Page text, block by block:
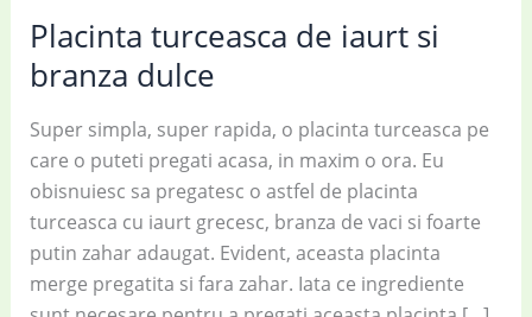
Placinta turceasca de iaurt si
branza dulce
Super simpla, super rapida, o placinta turceasca pe
care o puteti pregati acasa, in maxim o ora. Eu
obisnuiesc sa pregatesc o astfel de placinta
turceasca cu iaurt grecesc, branza de vaci si foarte
putin zahar adaugat. Evident, aceasta placinta
merge pregatita si fara zahar. Iata ce ingrediente